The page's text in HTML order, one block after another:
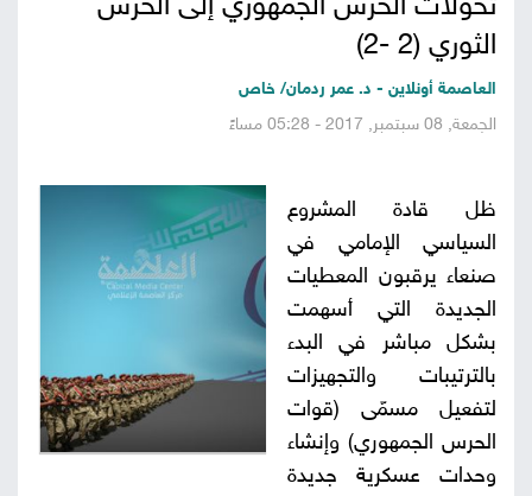
وتحليلات
نحن
إتصل
بنا
البحث
تحولات الحرس الجمهوري إلى الحرس
الثوري (2 -2)
العاصمة أونلاين - د. عمر ردمان/ خاص
الجمعة, 08 سبتمبر, 2017 - 05:28 مساءً
ظل قادة المشروع
السياسي الإمامي في
صنعاء يرقبون المعطيات
الجديدة التي أسهمت
بشكل مباشر في البدء
بالترتيبات والتجهيزات
لتفعيل مسمّى (قوات
الحرس الجمهوري) وإنشاء
وحدات عسكرية جديدة